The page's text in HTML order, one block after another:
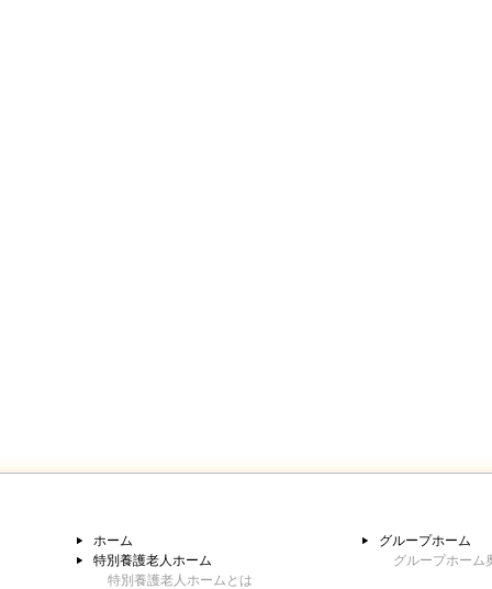
ホーム
特別養護老人ホーム
特別養護老人ホームとは
グループホーム
グループホーム